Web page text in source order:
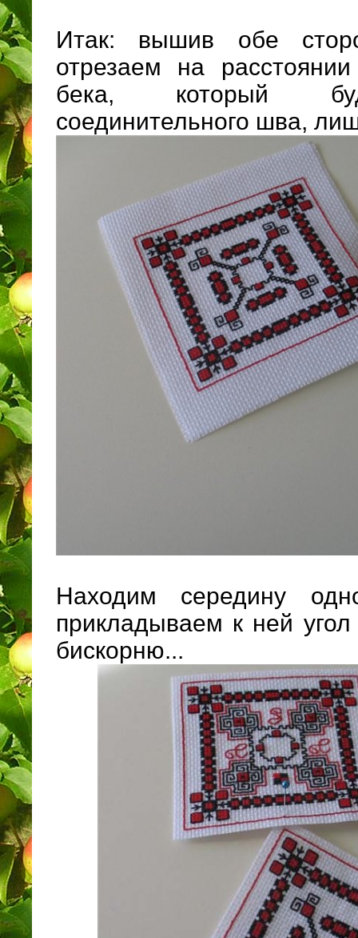
Итак: вышив обе
отрезаем на
бека, который
соединительного шва,
Находим середину
прикладываем к ней
бискорню...